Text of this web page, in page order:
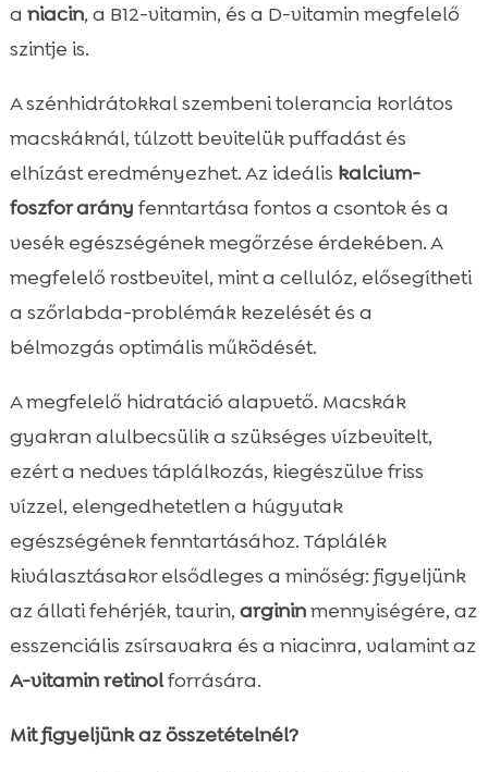
a niacin, a B12-vitamin, és a D-vitamin megfelelő
szintje is.
A szénhidrátokkal szembeni tolerancia korlátos
macskáknál, túlzott bevitelük puffadást és
elhízást eredményezhet. Az ideális kalcium-
foszfor arány fenntartása fontos a csontok és a
vesék egészségének megőrzése érdekében. A
megfelelő rostbevitel, mint a cellulóz, elősegítheti
a szőrlabda-problémák kezelését és a
bélmozgás optimális működését.
A megfelelő hidratáció alapvető. Macskák
gyakran alulbecsülik a szükséges vízbevitelt,
ezért a nedves táplálkozás, kiegészülve friss
vízzel, elengedhetetlen a húgyutak
egészségének fenntartásához. Táplálék
kiválasztásakor elsődleges a minőség: figyeljünk
az állati fehérjék, taurin, argininmennyiségére, az
esszenciális zsírsavakra és a niacinra, valamint az
A-vitamin retinolforrására.
Mit figyeljünk az összetételnél?